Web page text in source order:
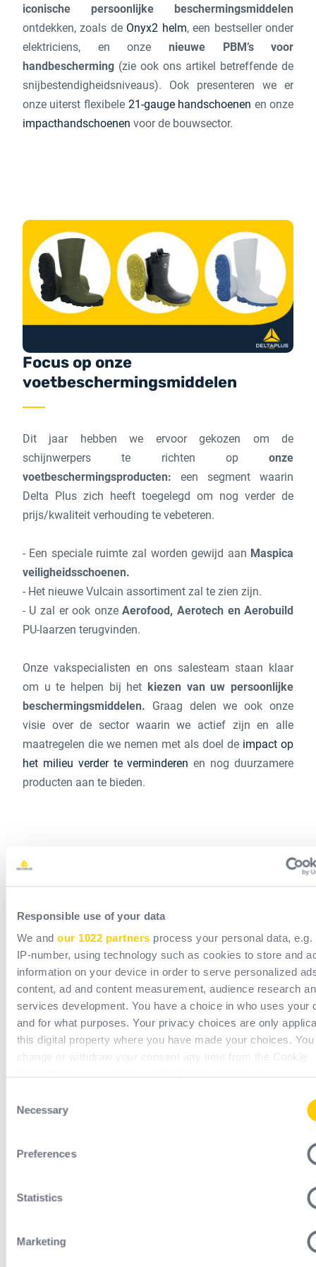
Responsible use of your data
We and our 1022 partners process your personal data, e.g.
IP-number, using technology such as cookies to store and
information on your device in order to serve personalized
content, ad and content measurement, audience research
services development. You have a choice in who uses your
and for what purposes. Your privacy choices are only
this digital property where you have made your choices. You
change or withdraw your consent any time from the Cookie
If you allow, we would also like to:
Identify your device by actively scanning it for specific
Find out more about how your personal data is processed
We use cookies to personalise content and ads, to provide
Selection
Necessary
Preferences
Statistics
Marketing
iconische persoonlijke beschermingsmiddelen
ontdekken, zoals de Onyx2 helm, een bestseller onder
elektriciens, en onze nieuwe PBM’s voor
handbescherming(zie ook ons artikel betreffende de
snijbestendigheidsniveaus). Ook presenteren we er
onze uiterst flexibele 21-gauge handschoenen en onze
impacthandschoenen voor de bouwsector.
Focus op onze
voetbeschermingsmiddelen
Dit jaar hebben we ervoor gekozen om de
schijnwerpers te richten oponze
voetbeschermingsproducten: een segment waarin
Delta Plus zich heeft toegelegd om nog verder de
prijs/kwaliteit verhouding te vebeteren.
- Een speciale ruimte zal worden gewijd aan Maspica
veiligheidsschoenen.
- Het nieuwe Vulcain assortiment zal te zien zijn.
- U zal er ook onzeAerofood, Aerotech en Aerobuild
PU-laarzen terugvinden.
Onze vakspecialisten en ons salesteam staan klaar
om u te helpen bij het kiezen van uw persoonlijke
beschermingsmiddelen. Graag delen we ook onze
visie over de sector waarin we actief zijn en alle
maatregelen die we nemen met als doel de impact op
het milieu verder te verminderen en nog duurzamere
producten aan te bieden.
Delta Plus kijkt ernaar uit u te ontmoeten in Porte de
aanwezigheid te versterken bij strategische kopers
opde Franse en Europese markten .
Expoprotection in de praktijk
5 tot 7 november 2024 op Paris Expo Porte de